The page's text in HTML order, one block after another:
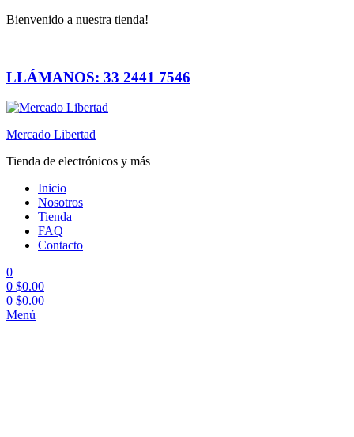
Bienvenido a nuestra tienda!
LLÁMANOS: 33 2441 7546
Mercado Libertad
Tienda de electrónicos y más
Inicio
Nosotros
Tienda
FAQ
Contacto
0
0 $0.00
0 $0.00
Menú